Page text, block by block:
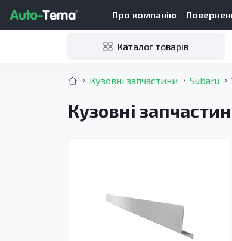
Про компанію
Каталог товарів
Кузовні запчастини Subaru
Кузовні